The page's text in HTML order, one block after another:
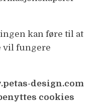
kan føre til at
vil fungere
design.com
cookies